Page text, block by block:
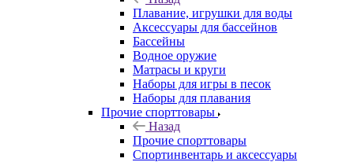
Плавание, игрушки для воды
Аксессуары для бассейнов
Бассейны
Водное оружие
Матрасы и круги
Наборы для игры в песок
Наборы для плавания
Прочие спорттовары
Назад
Прочие спорттовары
Спортинвентарь и аксессуары